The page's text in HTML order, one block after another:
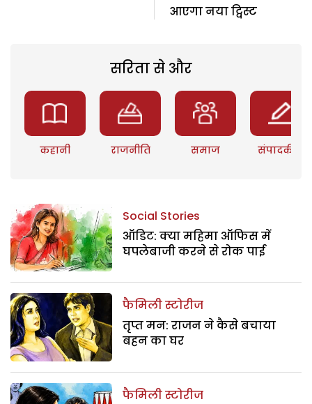
आएगा नया ट्विस्ट
सरिता से और
कहानी राजनीति समाज संपादकीय
Social Stories
ऑडिट: क्या महिमा ऑफिस में
घपलेबाजी करने से रोक पाई
फैमिली स्टोरीज
तृप्त मन: राजन ने कैसे बचाया
बहन का घर
फैमिली स्टोरीज